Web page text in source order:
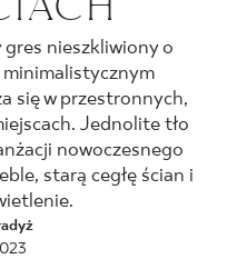
nieszkliwiony o
się w przestronnych,
Jednolite tło
nowoczesnego
starą cegłę ścian i